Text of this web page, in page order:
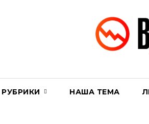
РУБРИКИ НАША ТЕМА